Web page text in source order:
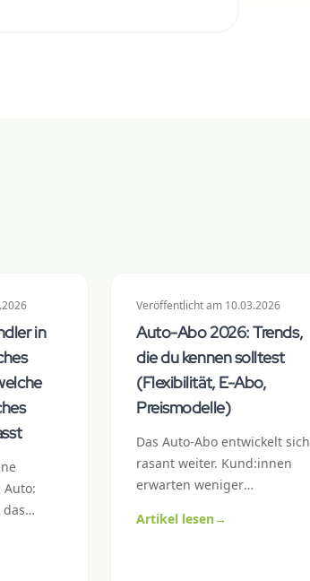
in
Veröffentlichtam 10.03.2026
Auto-Abo 2026: Trends,
die du kennen solltest
(Flexibilität, E-Abo,
Preismodelle)
Das Auto-Abo entwickelt sich
rasant weiter. Kund:innen
erwarten weniger
und die Freiheit, schneller zu
Artikel lesen→